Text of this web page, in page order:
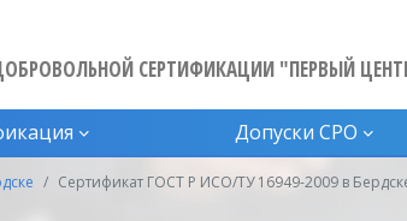
СЕРТИФИКАЦИИ "ПЕРВЫЙ
Допуски CPO
Сертификат ГОСТ Р ИСО/ТУ 16949-2009 в